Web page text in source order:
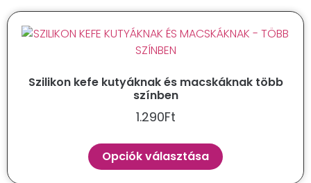
Szilikon kefe kutyáknak és macskáknak több
színben
1.290Ft
Opciók választása